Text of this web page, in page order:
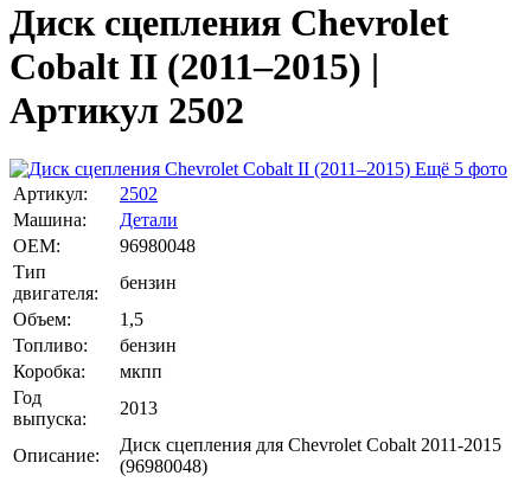
Диск сцепления Chevrolet
Cobalt II (2011–2015) |
Артикул 2502
Ещё 5 фото
Артикул:
2502
Машина:
Детали
OEM:
96980048
Тип
двигателя:
бензин
Объем:
1,5
Топливо:
бензин
Коробка:
мкпп
Год
выпуска:
2013
Описание:
Диск сцепления для Chevrolet Cobalt 2011-2015
(96980048)